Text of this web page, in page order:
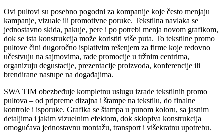
Ovi pultovi su posebno pogodni za kompanije koje često menjaju
kampanje, vizuale ili promotivne poruke. Tekstilna navlaka se
jednostavno skida, pakuje, pere i po potrebi menja novom grafikom,
dok se ista konstrukcija može koristiti više puta. To tekstilne promo
pultove čini dugoročno isplativim rešenjem za firme koje redovno
učestvuju na sajmovima, rade promocije u tržnim centrima,
organizuju degustacije, prezentacije proizvoda, konferencije ili
brendirane nastupe na događajima.
SWA TIM obezbeđuje kompletnu uslugu izrade tekstilnih promo
pultova – od pripreme dizajna i štampe na tekstilu, do finalne
kontrole i isporuke. Grafika se štampa u punom koloru, sa jasnim
detaljima i jakim vizuelnim efektom, dok sklopiva konstrukcija
omogućava jednostavnu montažu, transport i višekratnu upotrebu.